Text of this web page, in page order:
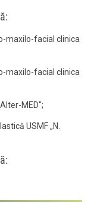
maxilo-facial clinica
maxilo-facial clinica
MED";
USMF „N.